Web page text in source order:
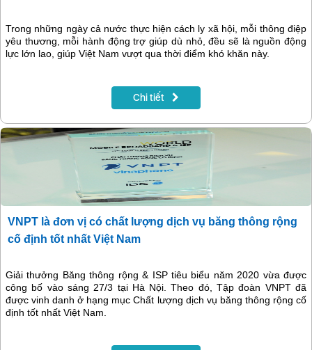
Trong những ngày cả nước thực hiện cách ly xã hội, mỗi thông điệp
yêu thương, mỗi hành động trợ giúp dù nhỏ, đều sẽ là nguồn động
lực lớn lao, giúp Việt Nam vượt qua thời điểm khó khăn này.
Chi tiết
VNPT là đơn vị có chất lượng dịch vụ băng thông rộng
cố định tốt nhất Việt Nam
Giải thưởng Băng thông rộng & ISP tiêu biểu năm 2020 vừa được
công bố vào sáng 27/3 tại Hà Nội. Theo đó, Tập đoàn VNPT đã
được vinh danh ở hạng mục Chất lượng dịch vụ băng thông rộng cố
định tốt nhất Việt Nam.